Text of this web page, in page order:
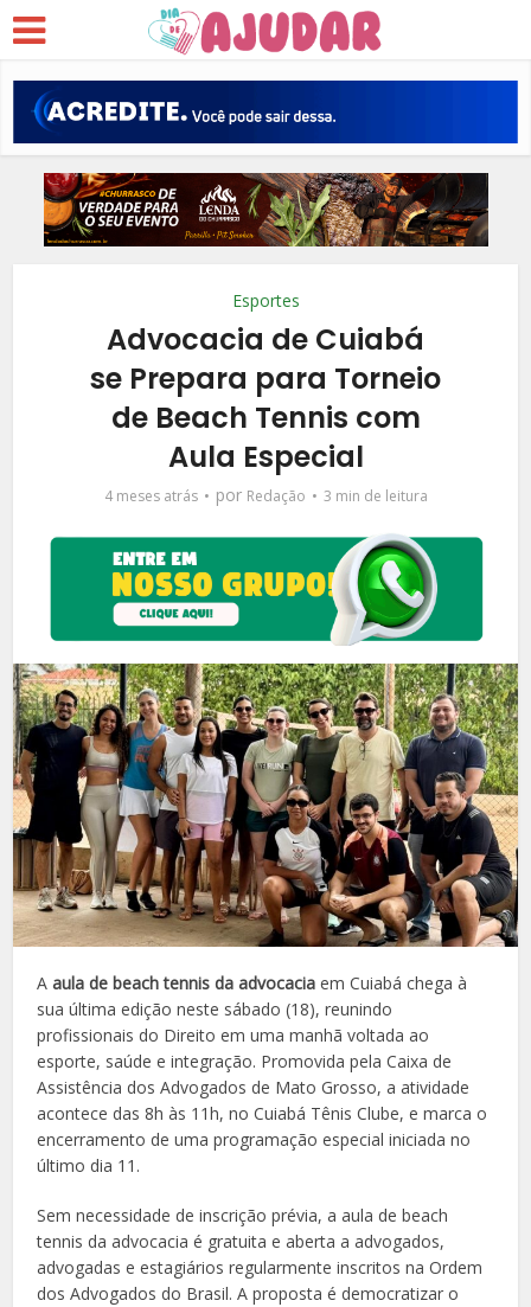
Esportes
Advocacia de Cuiabá
se Prepara para Torneio
de Beach Tennis com
Aula Especial
4 meses atrás por Redação 3 min de leitura
Aaula de beach tennis da advocacia em Cuiabá chega à
sua última edição neste sábado (18), reunindo
profissionais do Direito em uma manhã voltada ao
esporte, saúde e integração. Promovida pela Caixa de
Assistência dos Advogados de Mato Grosso, a atividade
acontece das 8h às 11h, no Cuiabá Tênis Clube, e marca o
encerramento de uma programação especial iniciada no
último dia 11.
Sem necessidade de inscrição prévia, a aula de beach
tennis da advocacia é gratuita e aberta a advogados,
advogadas e estagiários regularmente inscritos na Ordem
dos Advogados do Brasil. A proposta é democratizar o